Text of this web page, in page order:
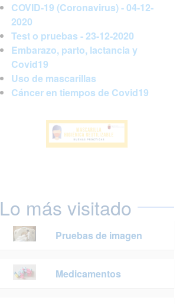
COVID-19 (Coronavirus) - 04-12-
2020
Test o pruebas - 23-12-2020
Embarazo, parto, lactancia y
Covid19
Uso de mascarillas
Cáncer en tiempos de Covid19
Lo más visitado
Pruebas de imagen
Medicamentos